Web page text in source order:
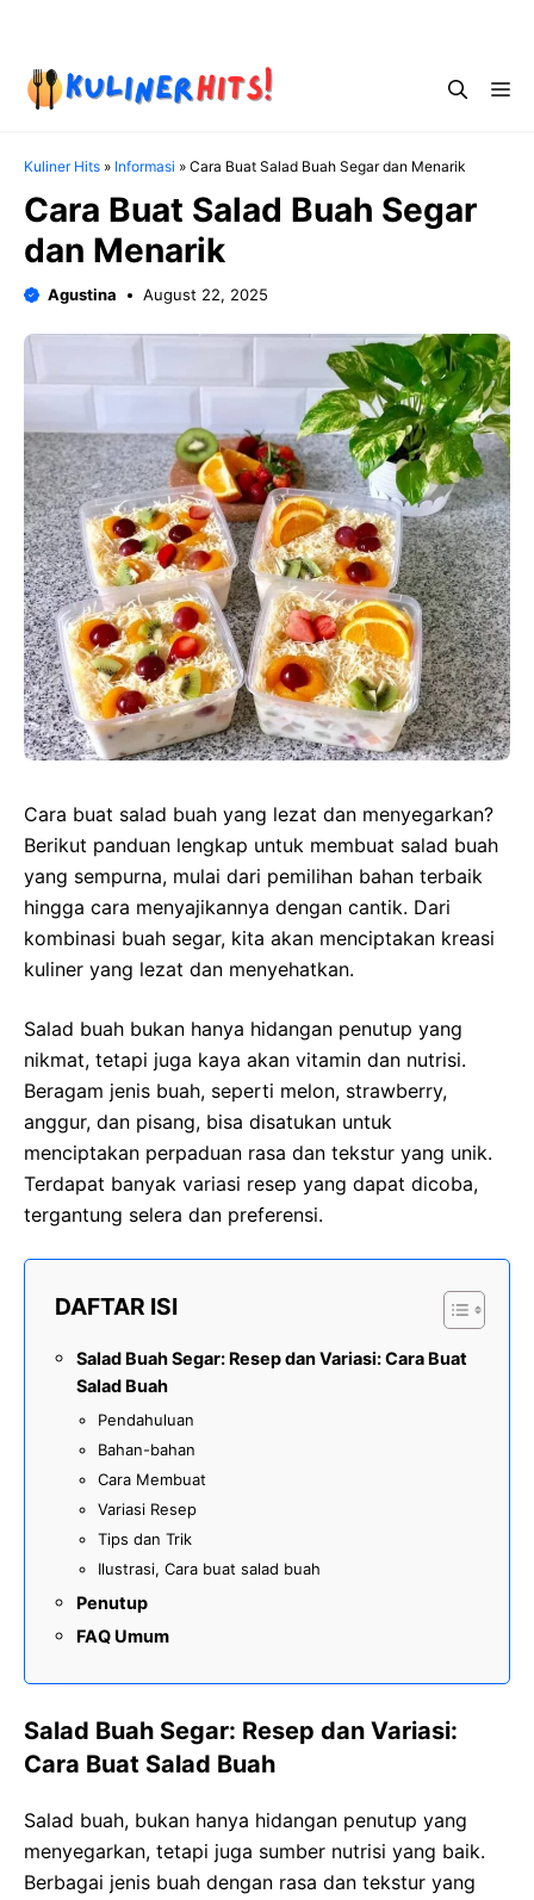
content
Kuliner Hits » Informasi » Cara Buat Salad Buah Segar dan Menarik
Cara Buat Salad Buah Segar
dan Menarik
Agustina August 22, 2025
Cara buat salad buah yang lezat dan menyegarkan?
Berikut panduan lengkap untuk membuat salad buah
yang sempurna, mulai dari pemilihan bahan terbaik
hingga cara menyajikannya dengan cantik. Dari
kombinasi buah segar, kita akan menciptakan kreasi
kuliner yang lezat dan menyehatkan.
Salad buah bukan hanya hidangan penutup yang
nikmat, tetapi juga kaya akan vitamin dan nutrisi.
Beragam jenis buah, seperti melon, strawberry,
anggur, dan pisang, bisa disatukan untuk
menciptakan perpaduan rasa dan tekstur yang unik.
Terdapat banyak variasi resep yang dapat dicoba,
tergantung selera dan preferensi.
DAFTAR ISI
Salad Buah Segar: Resep dan Variasi: Cara Buat
Salad Buah
Pendahuluan
Bahan-bahan
Cara Membuat
Variasi Resep
Tips dan Trik
Ilustrasi, Cara buat salad buah
Penutup
FAQ Umum
Salad Buah Segar: Resep dan Variasi:
Cara Buat Salad Buah
Salad buah, bukan hanya hidangan penutup yang
menyegarkan, tetapi juga sumber nutrisi yang baik.
Berbagai jenis buah dengan rasa dan tekstur yang